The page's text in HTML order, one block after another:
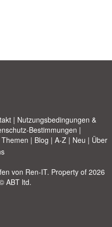
| Nutzungsbedingungen &
Bestimmungen |
Themen | Blog | A-Z | Neu | Über
von Ren-IT. Property of 2026
ABT ltd.